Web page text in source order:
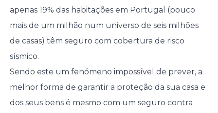
apenas 19% das habitações em Portugal (pouco
mais de um milhão num universo de seis milhões
de casas) têm seguro com cobertura de risco
sísmico.
Sendo este um fenómeno impossível de prever, a
melhor forma de garantir a proteção da sua casa e
dos seus bens é mesmo com um seguro contra